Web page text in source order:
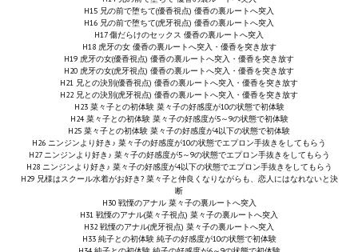
H15 兄の前で堕ちて(優香視点) 優香の裏ルートへ突入
H16 兄の前で堕ちて(虎牙視点) 優香の裏ルートへ突入
H17 傷だらけのセックス 優香の裏ルートへ突入
H18 虎牙の女 優香の裏ルートへ突入・優香を突き放す
H19 虎牙の女(優香視点) 優香の裏ルートへ突入・優香を突き放す
H20 虎牙の女(虎牙視点) 優香の裏ルートへ突入・優香を突き放す
H21 兄との決別(優香視点) 優香の裏ルートへ突入・優香を突き放す
H22 兄との決別(虎牙視点) 優香の裏ルートへ突入・優香を突き放す
H23 菜々子との初体験 菜々子の好感度が10の状態で初体験
H24 菜々子との初体験 菜々子の好感度が5～9の状態で初体験
H25 菜々子との初体験 菜々子の好感度が4以下の状態で初体験
H26 ニンジンより好き♪ 菜々子の好感度が10の状態でエプロン手抜きをしてもらう
H27 ニンジンより好き♪ 菜々子の好感度が5～9の状態でエプロン手抜きをしてもらう
H28 ニンジンより好き♪ 菜々子の好感度が4以下の状態でエプロン手抜きをしてもらう
H29 兄様はスクール水着がお好き? 菜々子と仲良くなりながらも、恋人にはなれないと決
断
H30 戦慄のアナル 菜々子の裏ルートへ突入
H31 戦慄のアナル(菜々子視点) 菜々子の裏ルートへ突入
H32 戦慄のアナル(虎牙視点) 菜々子の裏ルートへ突入
H33 純子との初体験 純子の好感度が10の状態で初体験